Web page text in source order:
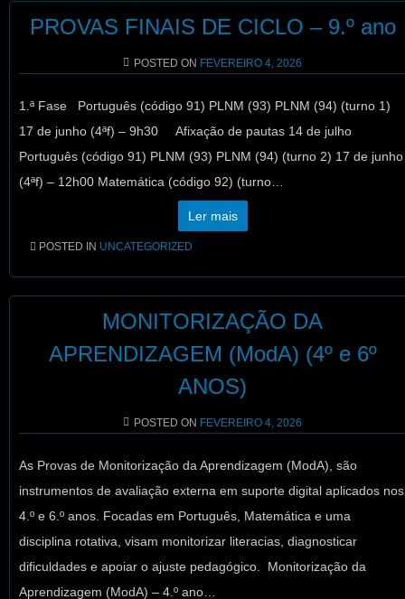
PROVAS FINAIS DE CICLO – 9.º ano
POSTED ON FEVEREIRO 4, 2026
1.ª Fase Português (código 91) PLNM (93) PLNM (94) (turno 1)
17 de junho (4ªf) – 9h30 Afixação de pautas 14 de julho
Português (código 91) PLNM (93) PLNM (94) (turno 2) 17 de junho
(4ªf) – 12h00 Matemática (código 92) (turno…
Ler mais
POSTED IN UNCATEGORIZED
MONITORIZAÇÃO DA
APRENDIZAGEM (ModA) (4º e 6º
ANOS)
POSTED ON FEVEREIRO 4, 2026
As Provas de Monitorização da Aprendizagem (ModA), são
instrumentos de avaliação externa em suporte digital aplicados nos
4.º e 6.º anos. Focadas em Português, Matemática e uma
disciplina rotativa, visam monitorizar literacias, diagnosticar
dificuldades e apoiar o ajuste pedagógico. Monitorização da
Aprendizagem (ModA) – 4.º ano…